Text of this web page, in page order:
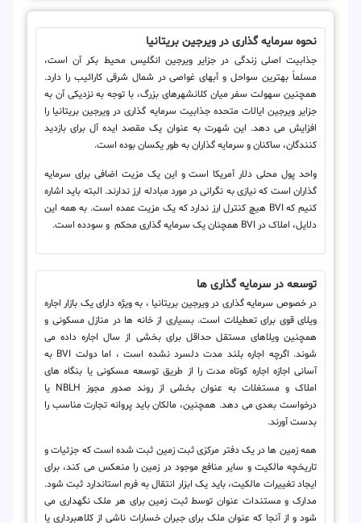
نحوه سرمایه گذاری در ویرجین بریتانیا
جذابیت اصلی زندگی در جزایر ویرجین انگلیس محیط بکر آن است،
مسلماً بهترین سواحل و آبهای غواصی در شمال شرقی کارائیب را دارد.
همچنین سهولت سفر میان کلانشهرهای بزرگ، با توجه به نزدیکی آن به
جزایر ویرجین ایالات متحده جذابیت سرمایه گذاری در ویرجین بریتانیا را
افزایش می دهد. این شهرت به عنوان یک مقصد ایده آل برای بازدید
کنندگان، ساکنان و سرمایه گذاران به طور یکسان بوده است.
واحد پول محلی دلار آمریکا است و این یک مزیت اضافی برای سرمایه
گذاران است که نیازی به نگرانی در مورد مبادله ارز ندارند. البته باید اشاره
کنیم که BVI هیچ کنترل ارز ندارد که یک مزیت عمده است. به همه این
دلایل، املاک در BVI همچنان یک سرمایه گذاری محکم و سودده است.
توسعه در سرمایه گذاری ها
در خصوص سرمایه گذاری در ویرجین بریتانیا ، به ویژه دارای یک بازار اجاره
ویلای قوی برای تعطیلات است. بسیاری از خانه ها در منازل مسکونی و
همچنین ویلاهای مستقل حداقل برای بخشی از سال اجاره داده می
شوند. اگرچه اجاره بلند مدت دلسرد نشده است ، اما دولت BVI به
آسانی اجازه اجاره کوتاه مدت را از طریق توسعه مسکونی یا بنگاه های
املاک و مستغلات به عنوان بخشی از روند صدور مجوز NBLH یا
درخواست بعدی می دهد. همچنین، مالکان باید پروانه تجارت مناسب را
بدست آورند.
همه زمین ها در یک دفتر مرکزی ثبت زمین ثبت شده است که جزئیات و
تاریخچه مالکیت و سایر منافع موجود در زمین را منعکس می کند، برای
ایجاد تغییرات مالکیت، باید یک ابزار انتقال به فرم استاندارد ثبت شود.
مدارک و مستندات عنوان توسط ثبت زمین برای هر ملک نگهداری می
شود و از آنجا که عنوان ملک برای جبران خسارات ناشی از کلاهبرداری یا